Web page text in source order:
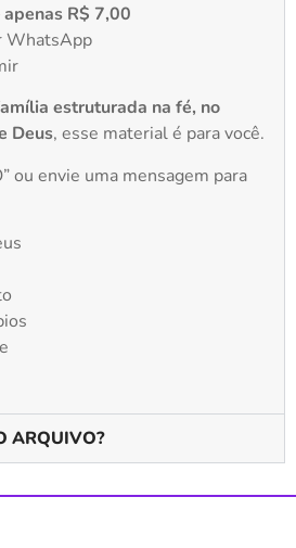
R$ 7,00
WhatsApp
estruturada na fé, no
Deus, esse material é para você.
ou envie uma mensagem para
ARQUIVO?